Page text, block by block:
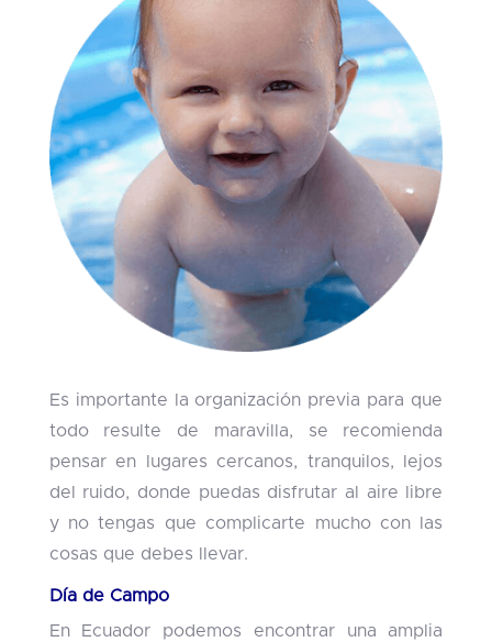
Es importante la organización previa para que
todo resulte de maravilla, se recomienda
pensar en lugares cercanos, tranquilos, lejos
del ruido, donde puedas disfrutar al aire libre
y no tengas que complicarte mucho con las
cosas que debes llevar.
Día de Campo
En Ecuador podemos encontrar una amplia